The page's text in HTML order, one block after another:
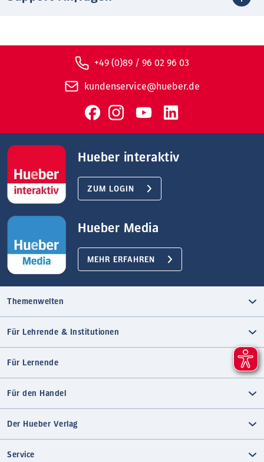
+49 (0)89 / 96 02 96 03
kundenservice@hueber.de
Hueber interaktiv
ZUM LOGIN
Hueber Media
MEHR ERFAHREN
Themenwelten
Für Lehrende & Institutionen
Für Lernende
Für den Handel
Der Hueber Verlag
Service